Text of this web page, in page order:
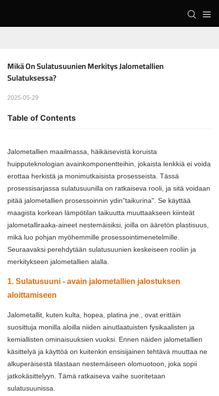
Mikä On Sulatusuunien Merkitys Jalometallien
Sulatuksessa?
2025-05-29
Table of Contents
Jalometallien maailmassa, häikäisevistä koruista
huipputeknologian avainkomponentteihin, jokaista lenkkiä ei voida
erottaa herkistä ja monimutkaisista prosesseista. Tässä
prosessisarjassa sulatusuunilla on ratkaiseva rooli, ja sitä voidaan
pitää jalometallien prosessoinnin ydin"taikurina". Se käyttää
maagista korkean lämpötilan taikuutta muuttaakseen kiinteät
jalometalliraaka-aineet nestemäisiksi, joilla on ääretön plastisuus,
mikä luo pohjan myöhemmille prosessointimenetelmille.
Seuraavaksi perehdytään sulatusuunien keskeiseen rooliin ja
merkitykseen jalometallien alalla.
1. Sulatusuuni - avain jalometallien jalostuksen
aloittamiseen
Jalometallit, kuten kulta, hopea, platina jne., ovat erittäin
suosittuja monilla aloilla niiden ainutlaatuisten fysikaalisten ja
kemiallisten ominaisuuksien vuoksi. Ennen näiden jalometallien
käsittelyä ja käyttöä on kuitenkin ensisijainen tehtävä muuttaa ne
alkuperäisestä tilastaan ​​nestemäiseen olomuotoon, joka sopii
jatkokäsittelyyn. Tämä ratkaiseva vaihe suoritetaan
sulatusuunissa.